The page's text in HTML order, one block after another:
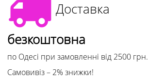
Доставка
безкоштовна
по Одесі при замовленні від 2500 грн.
Самовивіз – 2% знижки!